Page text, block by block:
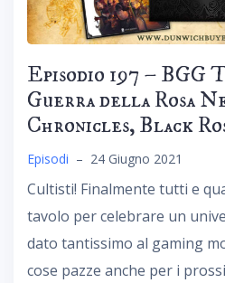
Episodio 197 – BGG
Guerra della Rosa
Chronicles, Black
Episodi – 24 Giugno 2021
Cultisti! Finalmente tutti e
tavolo per celebrare un
dato tantissimo al gaming
cose pazze anche per i